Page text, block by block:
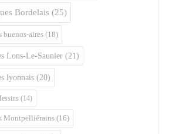
Bordelais (25)
buenos-aires (18)
Lons-Le-Saunier (21)
lyonnais (20)
(14)
Montpelliérains (16)